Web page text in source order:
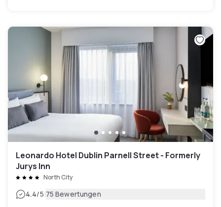
Leonardo Hotel Dublin Parnell Street - Formerly
Jurys Inn
North City
4.4/5|75 Bewertungen